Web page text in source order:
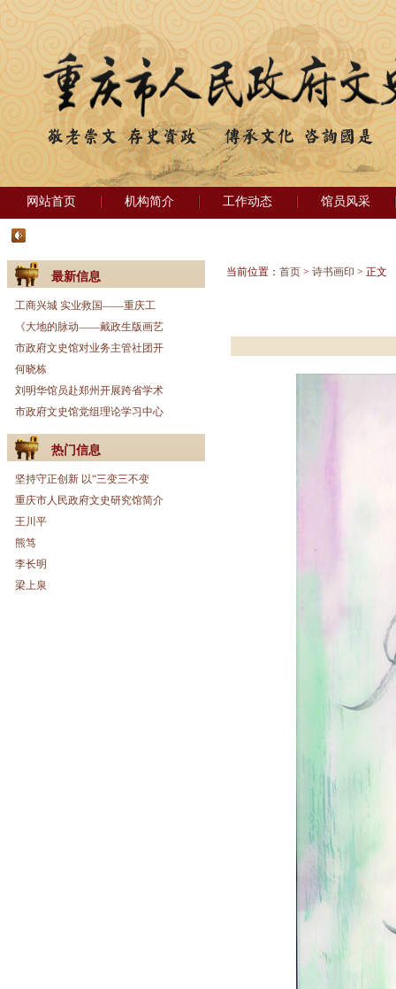
网站首页 机构简介 工作动态 馆员风采
最新信息
工商兴城 实业救国——重庆工
《大地的脉动——戴政生版画艺
市政府文史馆对业务主管社团开
何晓栋
刘明华馆员赴郑州开展跨省学术
市政府文史馆党组理论学习中心
热门信息
坚持守正创新 以“三变三不变
重庆市人民政府文史研究馆简介
王川平
熊笃
李长明
梁上泉
当前位置： 首页 > 诗书画印 > 正文